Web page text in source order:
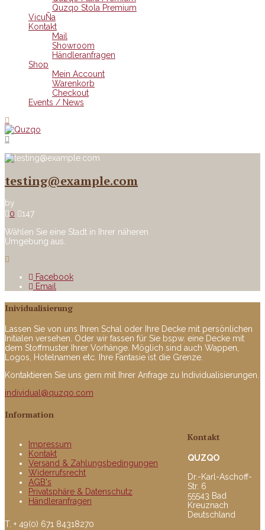
Quzqo Stola Premium
VicuÑa
Kontakt
Mail
Showroom
Händleranfragen
Shop
Mein Account
Warenkorb
Checkout
Events / News
testing@example.com
by
0
147
Wählen Sie eine Stadt in Ihrer näheren
Umgebung aus.
Facebook
Email
Inividualisierung
Lassen Sie von uns Ihren Schal oder Ihre Decke mit persönlichen
Initialen versehen. Oder wir fassen für Sie bspw. eine Decke mit
dem Stoffmuster Ihrer Vorhänge. Möglich sind auch Wappen,
Logos, Hotelnamen etc. Ihre Fantasie ist die Grenze.
Kontaktieren Sie uns gern mit Ihrer Anfrage zu Individualisierungen.
individual@quzqo.com
Information
Impressum
Kontakt
Versand & Zahlungsbedingungen
Widerrufsrecht
AGB's
Privatsphäre & Datenschutz
Händleranfragen
Kontakt
QUZQO
Dr.-Karl-Aschoff-
Str. 6
55543 Bad
Kreuznach
Deutschland
T. + 49(0) 671 84318270